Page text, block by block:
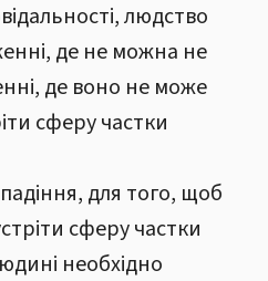
людство
де не можна не
де воно не може
сферу частки
для того, щоб
сферу частки
необхідно